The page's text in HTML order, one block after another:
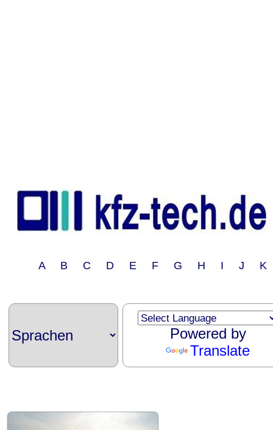
A B C D E F G H I J
Powered by
Translate